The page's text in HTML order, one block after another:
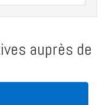
auprès de